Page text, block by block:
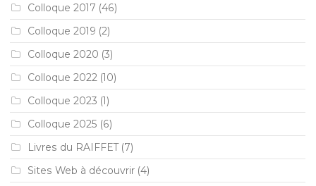
Colloque 2017 (46)
Colloque 2019 (2)
Colloque 2020 (3)
Colloque 2022 (10)
Colloque 2023 (1)
Colloque 2025 (6)
Livres du RAIFFET(7)
Sites Web à découvrir (4)